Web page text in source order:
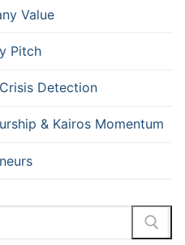
Value
Pitch
Detection
& Kairos Momentum